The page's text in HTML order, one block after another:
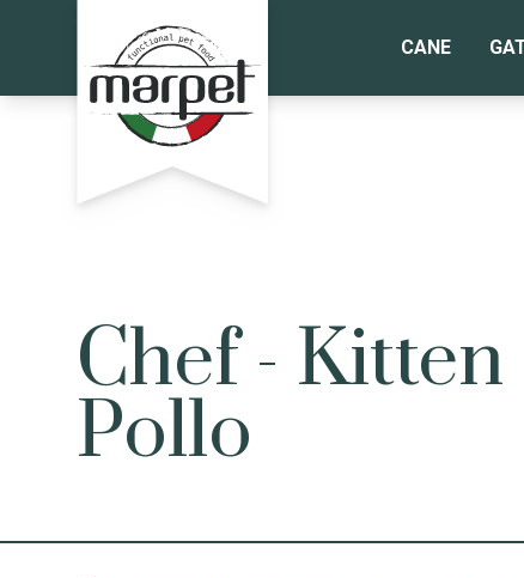
CANE
Chef - Kitten
Pollo